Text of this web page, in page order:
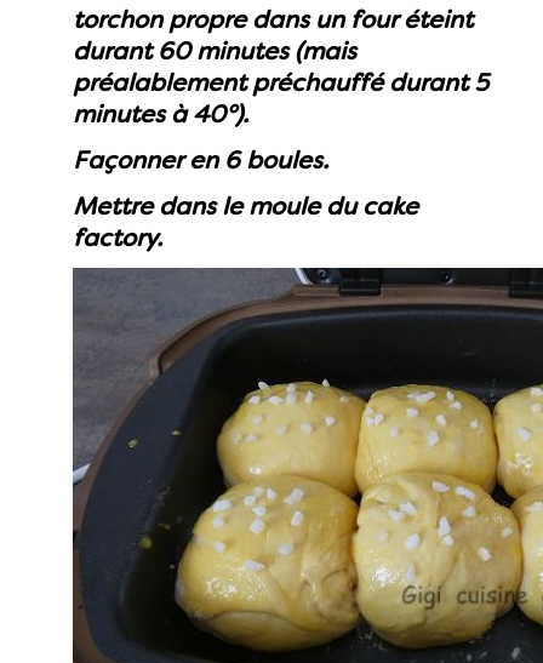
torchon propre dans un four éteint
durant 60 minutes (mais
préalablement préchauffé durant 5
minutes à 40°).
Façonner en 6 boules.
Mettre dans le moule du cake
factory.